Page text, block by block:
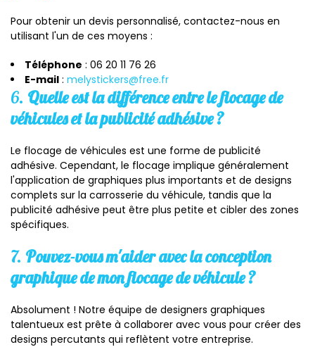
Pour obtenir un devis personnalisé, contactez-nous en
utilisant l'un de ces moyens :
Téléphone : 06 20 11 76 26
E-mail : melystickers@free.fr
6. Quelle est la différence entre le flocage de
véhicules et la publicité adhésive ?
Le flocage de véhicules est une forme de publicité
adhésive. Cependant, le flocage implique généralement
l'application de graphiques plus importants et de designs
complets sur la carrosserie du véhicule, tandis que la
publicité adhésive peut être plus petite et cibler des zones
spécifiques.
7. Pouvez-vous m'aider avec la conception
graphique de mon flocage de véhicule ?
Absolument ! Notre équipe de designers graphiques
talentueux est prête à collaborer avec vous pour créer des
designs percutants qui reflètent votre entreprise.